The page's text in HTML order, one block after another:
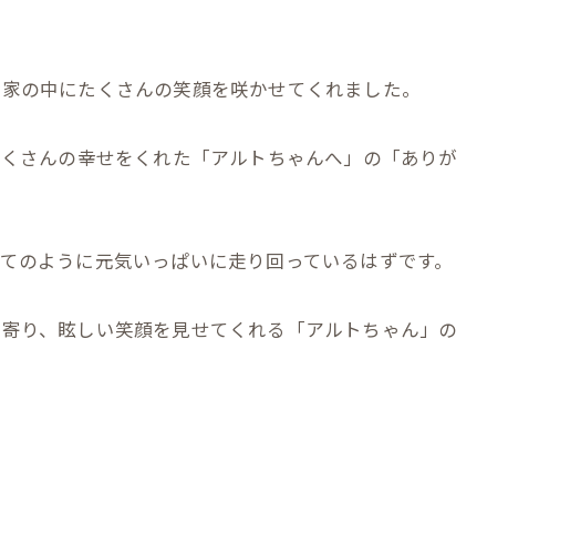
中にたくさんの笑顔を咲かせてくれました。
さんの幸せをくれた「アルトちゃんへ」の「ありが
ように元気いっぱいに走り回っているはずです。
り、眩しい笑顔を見せてくれる「アルトちゃん」の